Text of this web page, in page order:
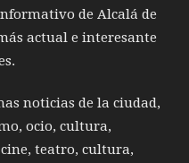
de Alcalá de
actual e interesante
noticias de la ciudad,
ocio, cultura,
teatro, cultura,